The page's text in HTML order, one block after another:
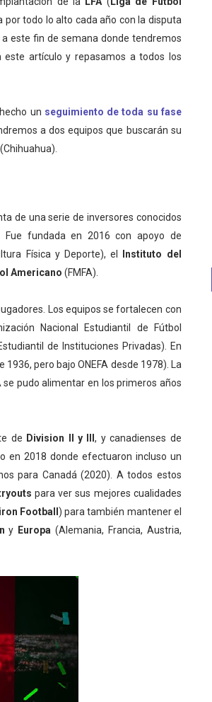
en Hungría su primera victoria
Francia) - Bronce para Jorge y Ana
(París, Francia) - Dobletes de
por todo lo alto cada año con la disputa
a este fin de semana donde tendremos
este artículo y repasamos a todos los
un seguimiento de toda su fase
a dos equipos que buscarán su
de una serie de inversores conocidos
Fue fundada en 2016 con apoyo de
Física y Deporte), el
Instituto del
Americano (FMFA).
Los equipos se fortalecen con
Nacional Estudiantil de Fútbol
de Instituciones Privadas). En
1936, pero bajo ONEFA desde 1978). La
se pudo alimentar en los primeros años
de Division II y III, y canadienses de
en 2018 donde efectuaron incluso un
para Canadá (2020). A todos estos
para ver sus mejores cualidades
Football ) para también mantener el
y Europa (Alemania, Francia, Austria,